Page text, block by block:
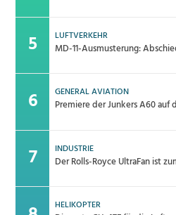
LUFTVERKEHR
MD-11-Ausmusterung:
GENERAL AVIATION
Premiere der Junkers A60 auf
INDUSTRIE
Der Rolls-Royce UltraFan ist
HELIKOPTER